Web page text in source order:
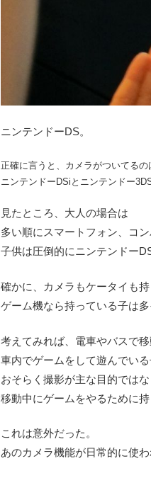
ニンテンドーDS。
正確に言うと、カメラがついてるの
ニンテンドーDSiとニンテンドー
見たところ、大人の場合は
多い順にスマートフォン、コ
子供は圧倒的にニンテンドーDS
確かに、カメラもケータイも
ゲーム機なら持っている子は多
考えてみれば、電車やバスで
車内でゲームをして遊んでいる
おそらく撮影が主な目的ではな
移動中にゲームをやるために持
これは意外だった。
あのカメラ機能が日常的に使